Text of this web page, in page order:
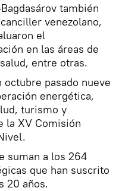
también
venezolano,
el
en las áreas de
entre otras.
pasado nueve
energética,
turismo y
la XV Comisión
suman a los 264
que han suscrito
20 años.